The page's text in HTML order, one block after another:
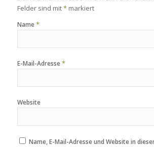
Felder sind mit*markiert
Name*
E-Mail-Adresse*
Website
Name, E-Mail-Adresse und Website in